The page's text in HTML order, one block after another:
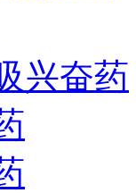
兴奋药